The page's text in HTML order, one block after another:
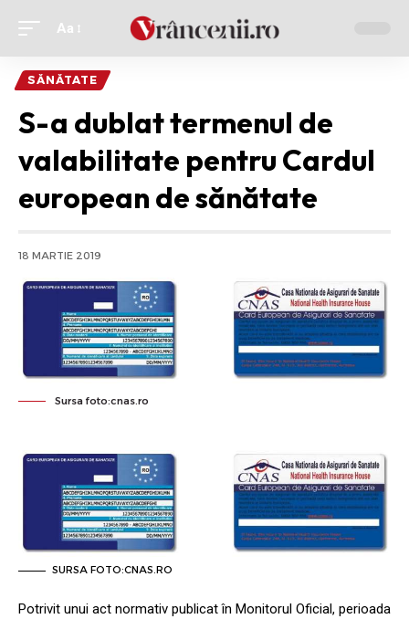
Ajustor
font
Aa
SĂNĂTATE
S-a dublat termenul de
valabilitate pentru Cardul
european de sănătate
18 MARTIE 2019
Sursa foto:cnas.ro
SURSA FOTO:CNAS.RO
Potrivit unui act normativ publicat în Monitorul Oficial, perioada